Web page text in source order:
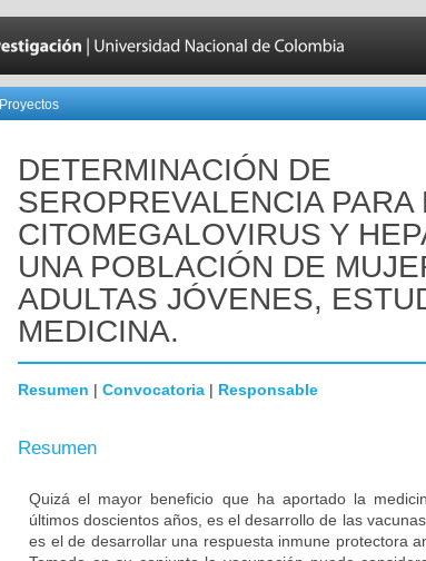
Proyectos
DETERMINACIÓN DE
SEROPREVALENCIA PARA
CITOMEGALOVIRUS Y
UNA POBLACIÓN DE
ADULTAS JÓVENES,
MEDICINA.
Resumen | Convocatoria | Responsable
Resumen
Quizá el mayor beneficio que ha aportado la
últimos doscientos años, es el desarrollo de las
es el de desarrollar una respuesta inmune protectora